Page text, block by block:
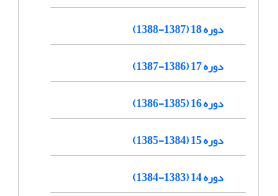
دوره 18 (1387-1388)
دوره 17 (1386-1387)
دوره 16 (1385-1386)
دوره 15 (1384-1385)
دوره 14 (1383-1384)